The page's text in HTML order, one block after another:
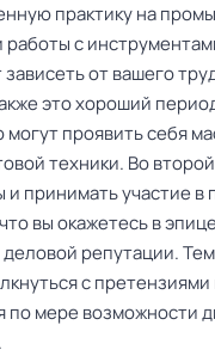
практику на
с
от вашего
это хороший
проявить себя
техники. Во
принимать участие в
вы окажетесь в
репутации.
с
по мере возможности